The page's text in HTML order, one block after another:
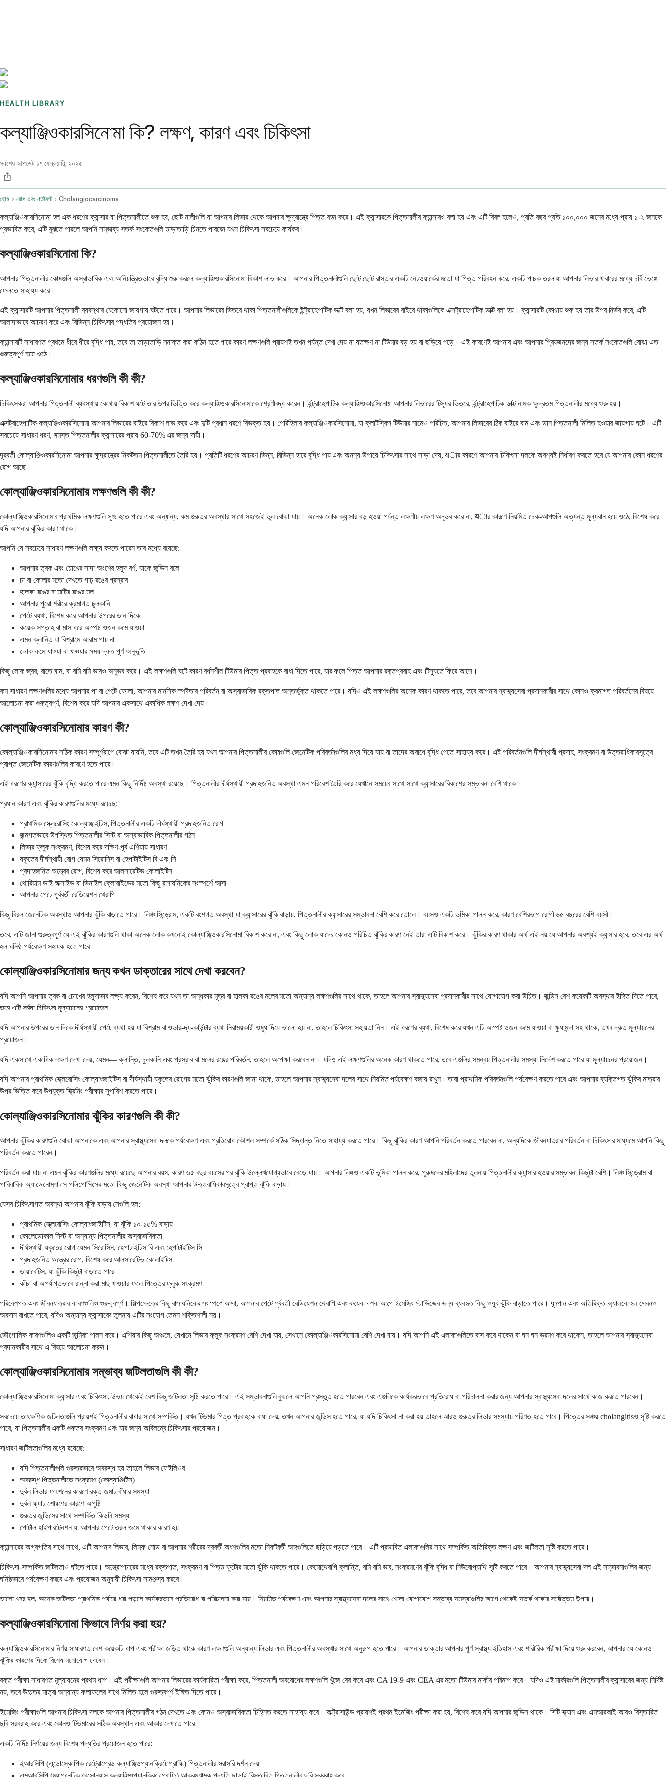
HEALTH LIBRARY
কল্যাঞ্জিওকারসিনোমা কি? লক্ষণ, কারণ এবং চিকিৎসা
সর্বশেষ আপডেট ১৭ ফেব্রুয়ারি, ২০২৫
হোম রোগ এবং শর্তাবলী Cholangiocarcinoma
কল্যাঞ্জিওকারসিনোমা হল এক ধরণের ক্যান্সার যা পিত্তনালীতে শুরু হয়, ছোট নালীগুলি যা আপনার লিভার থেকে আপনার ক্ষুদ্রান্ত্রে পিত্ত বহন করে। এই ক্যান্সারকে পিত্তনালীর ক্যান্সারও বলা হয় এবং এটি বিরল হলেও, প্রতি বছর প্রতি ১০০,০০০ জনের মধ্যে প্রায় ১-২ জনকে
প্রভাবিত করে, এটি বুঝতে পারলে আপনি সম্ভাব্য সতর্ক সংকেতগুলি তাড়াতাড়ি চিনতে পারবেন যখন চিকিৎসা সবচেয়ে কার্যকর।
কল্যাঞ্জিওকারসিনোমা কি?
আপনার পিত্তনালীর কোষগুলি অস্বাভাবিক এবং অনিয়ন্ত্রিতভাবে বৃদ্ধি শুরু করলে কল্যাঞ্জিওকারসিনোমা বিকাশ লাভ করে। আপনার পিত্তনালীগুলি ছোট ছোট রাস্তার একটি নেটওয়ার্কের মতো যা পিত্ত পরিবহন করে, একটি পাচক তরল যা আপনার লিভার খাবারের মধ্যে চর্বি ভেঙে
ফেলতে সাহায্য করে।
এই ক্যান্সারটি আপনার পিত্তনালী ব্যবস্থার যেকোনো জায়গায় ঘটতে পারে। আপনার লিভারের ভিতরে থাকা পিত্তনালীগুলিকে ইন্ট্রাহেপাটিক ডাক্ট বলা হয়, যখন লিভারের বাইরে থাকাগুলিকে এক্সট্রাহেপাটিক ডাক্ট বলা হয়। ক্যান্সারটি কোথায় শুরু হয় তার উপর নির্ভর করে, এটি
আলাদাভাবে আচরণ করে এবং বিভিন্ন চিকিৎসার পদ্ধতির প্রয়োজন হয়।
ক্যান্সারটি সাধারণত প্রথমে ধীরে ধীরে বৃদ্ধি পায়, তবে তা তাড়াতাড়ি সনাক্ত করা কঠিন হতে পারে কারণ লক্ষণগুলি প্রায়শই তখন পর্যন্ত দেখা দেয় না যতক্ষণ না টিউমার বড় হয় বা ছড়িয়ে পড়ে। এই কারণেই আপনার এবং আপনার প্রিয়জনদের জন্য সতর্ক সংকেতগুলি বোঝা এত
গুরুত্বপূর্ণ হয়ে ওঠে।
কল্যাঞ্জিওকারসিনোমার ধরণগুলি কী কী?
চিকিৎসকরা আপনার পিত্তনালী ব্যবস্থায় কোথায় বিকাশ ঘটে তার উপর ভিত্তি করে কল্যাঞ্জিওকারসিনোমাকে শ্রেণীবদ্ধ করেন। ইন্ট্রাহেপাটিক কল্যাঞ্জিওকারসিনোমা আপনার লিভারের টিস্যুর ভিতরে, ইন্ট্রাহেপাটিক ডাক্ট নামক ক্ষুদ্রতম পিত্তনালীর মধ্যে শুরু হয়।
এক্সট্রাহেপাটিক কল্যাঞ্জিওকারসিনোমা আপনার লিভারের বাইরে বিকাশ লাভ করে এবং দুটি প্রধান ধরণে বিভক্ত হয়। পেরিহিলার কল্যাঞ্জিওকারসিনোমা, যা ক্লাটস্কিন টিউমার নামেও পরিচিত, আপনার লিভারের ঠিক বাইরে বাম এবং ডান পিত্তনালী মিলিত হওয়ার জায়গায় ঘটে। এটি
সবচেয়ে সাধারণ ধরণ, সমস্ত পিত্তনালীর ক্যান্সারের প্রায় 60-70% এর জন্য দায়ী।
দূরবর্তী কোল্যাঞ্জিওকারসিনোমা আপনার ক্ষুদ্রান্ত্রের নিকটতম পিত্তনালীতে তৈরি হয়। প্রতিটি ধরণের আচরণ ভিন্ন, বিভিন্ন হারে বৃদ্ধি পায় এবং অনন্য উপায়ে চিকিৎসার সাথে সাড়া দেয়, यার কারণে আপনার চিকিৎসা দলকে অবশ্যই নির্ধারণ করতে হবে যে আপনার কোন ধরণের
রোগ আছে।
কোল্যাঞ্জিওকারসিনোমার লক্ষণগুলি কী কী?
কোল্যাঞ্জিওকারসিনোমার প্রাথমিক লক্ষণগুলি সূক্ষ্ম হতে পারে এবং অন্যান্য, কম গুরুতর অবস্থার সাথে সহজেই ভুল বোঝা যায়। অনেক লোক ক্যান্সার বড় হওয়া পর্যন্ত লক্ষণীয় লক্ষণ অনুভব করে না, यার কারণে নিয়মিত চেক-আপগুলি অত্যন্ত মূল্যবান হয়ে ওঠে, বিশেষ করে
যদি আপনার ঝুঁকির কারণ থাকে।
আপনি যে সবচেয়ে সাধারণ লক্ষণগুলি লক্ষ্য করতে পারেন তার মধ্যে রয়েছে:
আপনার ত্বক এবং চোখের সাদা অংশের হলুদ বর্ণ, যাকে জন্ডিস বলে
চা বা কোলার মতো দেখতে গাঢ় রঙের প্রস্রাব
হালকা রঙের বা মাটির রঙের মল
আপনার পুরো শরীরে ক্রমাগত চুলকানি
পেটে ব্যথা, বিশেষ করে আপনার উপরের ডান দিকে
কয়েক সপ্তাহ বা মাস ধরে অস্পষ্ট ওজন কমে যাওয়া
এমন ক্লান্তি যা বিশ্রামে আরাম পায় না
ভোক কমে যাওয়া বা খাওয়ার সময় দ্রুত পূর্ণ অনুভূতি
কিছু লোক জ্বর, রাতে ঘাম, বা বমি বমি ভাবও অনুভব করে। এই লক্ষণগুলি ঘটে কারণ বর্ধনশীল টিউমার পিত্ত প্রবাহকে বাধা দিতে পারে, যার ফলে পিত্ত আপনার রক্তপ্রবাহ এবং টিস্যুতে ফিরে আসে।
কম সাধারণ লক্ষণগুলির মধ্যে আপনার পা বা পেটে ফোলা, আপনার মানসিক স্পষ্টতার পরিবর্তন বা অস্বাভাবিক রক্তপাত অন্তর্ভুক্ত থাকতে পারে। যদিও এই লক্ষণগুলির অনেক কারণ থাকতে পারে, তবে আপনার স্বাস্থ্যসেবা প্রদানকারীর সাথে কোনও ক্রমাগত পরিবর্তনের বিষয়ে
আলোচনা করা গুরুত্বপূর্ণ, বিশেষ করে যদি আপনার একসাথে একাধিক লক্ষণ দেখা দেয়।
কোল্যাঞ্জিওকারসিনোমার কারণ কী?
কোল্যাঞ্জিওকারসিনোমার সঠিক কারণ সম্পূর্ণরূপে বোঝা যায়নি, তবে এটি তখন তৈরি হয় যখন আপনার পিত্তনালীর কোষগুলি জেনেটিক পরিবর্তনগুলির মধ্য দিয়ে যায় যা তাদের অবাধে বৃদ্ধি পেতে সাহায্য করে। এই পরিবর্তনগুলি দীর্ঘস্থায়ী প্রদাহ, সংক্রমণ বা উত্তরাধিকারসূত্রে
প্রাপ্ত জেনেটিক কারণগুলির কারণে হতে পারে।
এই ধরণের ক্যান্সারের ঝুঁকি বৃদ্ধি করতে পারে এমন কিছু নির্দিষ্ট অবস্থা রয়েছে। পিত্তনালীর দীর্ঘস্থায়ী প্রদাহজনিত অবস্থা এমন পরিবেশ তৈরি করে যেখানে সময়ের সাথে সাথে ক্যান্সারের বিকাশের সম্ভাবনা বেশি থাকে।
প্রধান কারণ এবং ঝুঁকির কারণগুলির মধ্যে রয়েছে:
প্রাথমিক স্ক্লেরোসিং কোল্যাঞ্জাইটিস, পিত্তনালীর একটি দীর্ঘস্থায়ী প্রদাহজনিত রোগ
জন্মগতভাবে উপস্থিত পিত্তনালীর সিস্ট বা অস্বাভাবিক পিত্তনালীর গঠন
লিভার ফ্লুক সংক্রমণ, বিশেষ করে দক্ষিণ-পূর্ব এশিয়ায় সাধারণ
যকৃতের দীর্ঘস্থায়ী রোগ যেমন সিরোসিস বা হেপাটাইটিস বি এবং সি
প্রদাহজনিত অন্ত্রের রোগ, বিশেষ করে আলসারেটিভ কোলাইটিস
থোরিয়াম ডাই অক্সাইড বা ভিনাইল ক্লোরাইডের মতো কিছু রাসায়নিকের সংস্পর্শে আসা
আপনার পেটে পূর্ববর্তী রেডিয়েশন থেরাপি
কিছু বিরল জেনেটিক অবস্থাও আপনার ঝুঁকি বাড়াতে পারে। লিঞ্চ সিন্ড্রোম, একটি বংশগত অবস্থা যা ক্যান্সারের ঝুঁকি বাড়ায়, পিত্তনালীর ক্যান্সারের সম্ভাবনা বেশি করে তোলে। বয়সও একটি ভূমিকা পালন করে, কারণ বেশিরভাগ রোগী ৬৫ বছরের বেশি বয়সী।
তবে, এটি জানা গুরুত্বপূর্ণ যে এই ঝুঁকির কারণগুলি থাকা অনেক লোক কখনোই কোল্যাঞ্জিওকারসিনোমা বিকাশ করে না, এবং কিছু লোক যাদের কোনও পরিচিত ঝুঁকির কারণ নেই তারা এটি বিকাশ করে। ঝুঁকির কারণ থাকার অর্থ এই নয় যে আপনার অবশ্যই ক্যান্সার হবে, তবে এর অর্থ
হল ঘনিষ্ঠ পর্যবেক্ষণ সহায়ক হতে পারে।
কোল্যাঞ্জিওকারসিনোমার জন্য কখন ডাক্তারের সাথে দেখা করবেন?
যদি আপনি আপনার ত্বক বা চোখের হলুদাভাব লক্ষ্য করেন, বিশেষ করে যখন তা অন্ধকার মূত্র বা হালকা রঙের মলের মতো অন্যান্য লক্ষণগুলির সাথে থাকে, তাহলে আপনার স্বাস্থ্যসেবা প্রদানকারীর সাথে যোগাযোগ করা উচিত। জন্ডিস বেশ কয়েকটি অবস্থার ইঙ্গিত দিতে পারে,
তবে এটি সর্বদা চিকিৎসা মূল্যায়নের প্রয়োজন।
যদি আপনার উপরের ডান দিকে দীর্ঘস্থায়ী পেটে ব্যথা হয় যা বিশ্রাম বা ওভার-দ্য-কাউন্টার ব্যথা নিরাময়কারী ওষুধ দিয়ে ভালো হয় না, তাহলে চিকিৎসা সহায়তা নিন। এই ধরণের ব্যথা, বিশেষ করে যখন এটি অস্পষ্ট ওজন কমে যাওয়া বা ক্ষুধামন্দা সহ থাকে, তখন দ্রুত মূল্যায়নের
প্রয়োজন।
যদি একসাথে একাধিক লক্ষণ দেখা দেয়, যেমন— ক্লান্তি, চুলকানি এবং প্রস্রাব বা মলের রঙের পরিবর্তন, তাহলে অপেক্ষা করবেন না। যদিও এই লক্ষণগুলির অনেক কারণ থাকতে পারে, তবে এগুলির সমন্বয় পিত্তনালীর সমস্যা নির্দেশ করতে পারে যা মূল্যায়নের প্রয়োজন।
যদি আপনার প্রাথমিক স্ক্লেরোসিং কোল্যাংজাইটিস বা দীর্ঘস্থায়ী যকৃতের রোগের মতো ঝুঁকির কারণগুলি জানা থাকে, তাহলে আপনার স্বাস্থ্যসেবা দলের সাথে নিয়মিত পর্যবেক্ষণ বজায় রাখুন। তারা প্রাথমিক পরিবর্তনগুলি পর্যবেক্ষণ করতে পারে এবং আপনার ব্যক্তিগত ঝুঁকির মাত্রার
উপর ভিত্তি করে উপযুক্ত স্ক্রিনিং পরীক্ষার সুপারিশ করতে পারে।
কোল্যাঞ্জিওকারসিনোমার ঝুঁকির কারণগুলি কী কী?
আপনার ঝুঁকির কারণগুলি বোঝা আপনাকে এবং আপনার স্বাস্থ্যসেবা দলকে পর্যবেক্ষণ এবং প্রতিরোধ কৌশল সম্পর্কে সঠিক সিদ্ধান্ত নিতে সাহায্য করতে পারে। কিছু ঝুঁকির কারণ আপনি পরিবর্তন করতে পারবেন না, অন্যদিকে জীবনযাত্রার পরিবর্তন বা চিকিৎসার মাধ্যমে আপনি কিছু
পরিবর্তন করতে পারেন।
পরিবর্তন করা যায় না এমন ঝুঁকির কারণগুলির মধ্যে রয়েছে আপনার বয়স, কারণ ৬৫ বছর বয়সের পর ঝুঁকি উল্লেখযোগ্যভাবে বেড়ে যায়। আপনার লিঙ্গও একটি ভূমিকা পালন করে, পুরুষদের মহিলাদের তুলনায় পিত্তনালীর ক্যান্সার হওয়ার সম্ভাবনা কিছুটা বেশি। লিঞ্চ সিন্ড্রোম বা
পারিবারিক অ্যাডেনোম্যাটাস পলিপোসিসের মতো কিছু জেনেটিক অবস্থা আপনার উত্তরাধিকারসূত্রে প্রাপ্ত ঝুঁকি বাড়ায়।
যেসব চিকিৎসাগত অবস্থা আপনার ঝুঁকি বাড়ায় সেগুলি হল:
প্রাথমিক স্ক্লেরোসিং কোল্যাংজাইটিস, যা ঝুঁকি ১০-১৫% বাড়ায়
কোলেডোকাল সিস্ট বা অন্যান্য পিত্তনালীর অস্বাভাবিকতা
দীর্ঘস্থায়ী যকৃতের রোগ যেমন সিরোসিস, হেপাটাইটিস বি এবং হেপাটাইটিস সি
প্রদাহজনিত অন্ত্রের রোগ, বিশেষ করে আলসারেটিভ কোলাইটিস
ডায়াবেটিস, যা ঝুঁকি কিছুটা বাড়াতে পারে
কাঁচা বা অপর্যাপ্তভাবে রান্না করা মাছ খাওয়ার ফলে পিত্তের ফ্লুক সংক্রমণ
পরিবেশগত এবং জীবনযাত্রার কারণগুলিও গুরুত্বপূর্ণ। শিল্পক্ষেত্রে কিছু রাসায়নিকের সংস্পর্শে আসা, আপনার পেটে পূর্ববর্তী রেডিয়েশন থেরাপি এবং কয়েক দশক আগে ইমেজিং স্টাডিজের জন্য ব্যবহৃত কিছু ওষুধ ঝুঁকি বাড়াতে পারে। ধূমপান এবং অতিরিক্ত অ্যালকোহল সেবনও
অবদান রাখতে পারে, যদিও অন্যান্য ক্যান্সারের তুলনায় এটির সংযোগ তেমন শক্তিশালী নয়।
ভৌগোলিক কারণগুলিও একটি ভূমিকা পালন করে। এশিয়ার কিছু অঞ্চলে, যেখানে লিভার ফ্লুক সংক্রমণ বেশি দেখা যায়, সেখানে কোল্যাঞ্জিওকারসিনোমা বেশি দেখা যায়। যদি আপনি এই এলাকাগুলিতে বাস করে থাকেন বা ঘন ঘন ভ্রমণ করে থাকেন, তাহলে আপনার স্বাস্থ্যসেবা
প্রদানকারীর সাথে এ বিষয়ে আলোচনা করুন।
কোল্যাঞ্জিওকারসিনোমার সম্ভাব্য জটিলতাগুলি কী কী?
কোল্যাঞ্জিওকারসিনোমা ক্যান্সার এবং চিকিৎসা, উভয় থেকেই বেশ কিছু জটিলতা সৃষ্টি করতে পারে। এই সম্ভাবনাগুলি বুঝলে আপনি প্রস্তুত হতে পারবেন এবং এগুলিকে কার্যকরভাবে প্রতিরোধ বা পরিচালনা করার জন্য আপনার স্বাস্থ্যসেবা দলের সাথে কাজ করতে পারবেন।
সবচেয়ে তাৎক্ষণিক জটিলতাগুলি প্রায়শই পিত্তনালীর বাধার সাথে সম্পর্কিত। যখন টিউমার পিত্ত প্রবাহকে বাধা দেয়, তখন আপনার জন্ডিস হতে পারে, যা যদি চিকিৎসা না করা হয় তাহলে আরও গুরুতর লিভার সমস্যায় পরিণত হতে পারে। পিত্তের সঞ্চয় cholangitisও সৃষ্টি করতে
পারে, যা পিত্তনালীর একটি গুরুতর সংক্রমণ এবং যার জন্য অবিলম্বে চিকিৎসার প্রয়োজন।
সাধারণ জটিলতাগুলির মধ্যে রয়েছে:
যদি পিত্তনালীগুলি গুরুতরভাবে অবরুদ্ধ হয় তাহলে লিভার ফেইলিওর
অবরুদ্ধ পিত্তনালীতে সংক্রমণ (কোল্যাঞ্জিটিস)
দুর্বল লিভার ফাংশনের কারণে রক্ত জমাট বাঁধার সমস্যা
দুর্বল ফ্যাট শোষণের কারণে অপুষ্টি
গুরুতর জন্ডিসের সাথে সম্পর্কিত কিডনি সমস্যা
পোর্টাল হাইপারটেনশন যা আপনার পেটে তরল জমে থাকার কারণ হয়
ক্যান্সারের অগ্রগতির সাথে সাথে, এটি আপনার লিভার, লিম্ফ নোড বা আপনার শরীরের দূরবর্তী অংশগুলির মতো নিকটবর্তী অঙ্গগুলিতে ছড়িয়ে পড়তে পারে। এটি প্রভাবিত এলাকাগুলির সাথে সম্পর্কিত অতিরিক্ত লক্ষণ এবং জটিলতা সৃষ্টি করতে পারে।
চিকিৎসা-সম্পর্কিত জটিলতাও ঘটতে পারে। অস্ত্রোপচারের মধ্যে রক্তপাত, সংক্রমণ বা পিত্ত ফুটোর মতো ঝুঁকি থাকতে পারে। কেমোথেরাপি ক্লান্তি, বমি বমি ভাব, সংক্রমণের ঝুঁকি বৃদ্ধি বা নিউরোপ্যাথি সৃষ্টি করতে পারে। আপনার স্বাস্থ্যসেবা দল এই সম্ভাবনাগুলির জন্য
ঘনিষ্ঠভাবে পর্যবেক্ষণ করবে এবং প্রয়োজন অনুযায়ী চিকিৎসা সামঞ্জস্য করবে।
ভালো খবর হল, অনেক জটিলতা প্রাথমিক পর্যায়ে ধরা পড়লে কার্যকরভাবে প্রতিরোধ বা পরিচালনা করা যায়। নিয়মিত পর্যবেক্ষণ এবং আপনার স্বাস্থ্যসেবা দলের সাথে খোলা যোগাযোগ সম্ভাব্য সমস্যাগুলির আগে থেকেই সতর্ক থাকার সর্বোত্তম উপায়।
কল্যাঞ্জিওকারসিনোমা কিভাবে নির্ণয় করা হয়?
কল্যাঞ্জিওকারসিনোমার নির্ণয় সাধারণত বেশ কয়েকটি ধাপ এবং পরীক্ষা জড়িত থাকে কারণ লক্ষণগুলি অন্যান্য লিভার এবং পিত্তনালীর অবস্থার সাথে অনুরূপ হতে পারে। আপনার ডাক্তার আপনার পূর্ণ স্বাস্থ্য ইতিহাস এবং শারীরিক পরীক্ষা দিয়ে শুরু করবেন, আপনার যে কোনও
ঝুঁকির কারণের দিকে বিশেষ মনোযোগ দেবেন।
রক্ত পরীক্ষা সাধারণত মূল্যায়নের প্রথম ধাপ। এই পরীক্ষাগুলি আপনার লিভারের কার্যকারিতা পরীক্ষা করে, পিত্তনালী অবরোধের লক্ষণগুলি খুঁজে বের করে এবং CA 19-9 এবং CEA এর মতো টিউমার মার্কার পরিমাপ করে। যদিও এই মার্কারগুলি পিত্তনালীর ক্যান্সারের জন্য নির্দিষ্ট
নয়, তবে উচ্চতর মাত্রা অন্যান্য ফলাফলের সাথে মিলিত হলে গুরুত্বপূর্ণ ইঙ্গিত দিতে পারে।
ইমেজিং পরীক্ষাগুলি আপনার চিকিৎসা দলকে আপনার পিত্তনালীর গঠন দেখতে এবং কোনও অস্বাভাবিকতা চিহ্নিত করতে সাহায্য করে। আল্ট্রাসাউন্ড প্রায়শই প্রথম ইমেজিং পরীক্ষা করা হয়, বিশেষ করে যদি আপনার জন্ডিস থাকে। সিটি স্ক্যান এবং এমআরআই আরও বিস্তারিত
ছবি সরবরাহ করে এবং কোনও টিউমারের সঠিক অবস্থান এবং আকার দেখাতে পারে।
একটি নির্দিষ্ট নির্ণয়ের জন্য বিশেষ পদ্ধতির প্রয়োজন হতে পারে:
ইআরসিপি (এন্ডোস্কোপিক রেট্রোগ্রেড কল্যাঞ্জিওপ্যানক্রিটোগ্রাফি) পিত্তনালীর সরাসরি দর্শন দেয়
এমআরসিপি (ম্যাগনেটিক রেসোন্যান্স কল্যাঞ্জিওপ্যানক্রিটোগ্রাফি) আক্রমণাত্মক পদ্ধতি ছাড়াই বিস্তারিত পিত্তনালীর ছবি সরবরাহ করে